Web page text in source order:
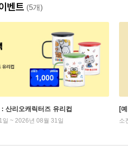
벤트 (5개)
산리오캐릭터즈 유리컵
~ 2026년 08월 31일
[
소